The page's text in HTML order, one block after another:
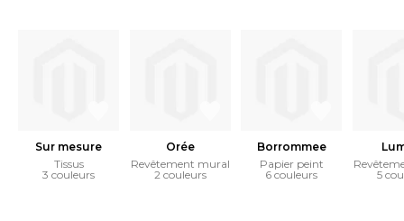
Sur mesure
Tissus
3 couleurs
Orée
Revêtement mural
2 couleurs
Borrommee
Papier peint
6 couleurs
5